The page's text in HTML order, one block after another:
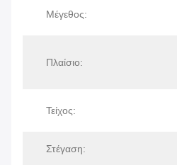
Μέγεθος:
Πλαίσιο:
Τείχος:
Στέγαση: